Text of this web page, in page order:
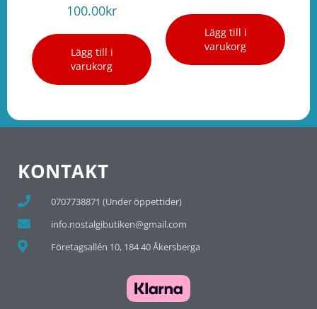
100.00kr
Lägg till i
varukorg
Lägg till i
varukorg
KONTAKT
0707738871 (Under öppettider)
info.nostalgibutiken@gmail.com
Företagsallén 10, 184 40 Åkersberga